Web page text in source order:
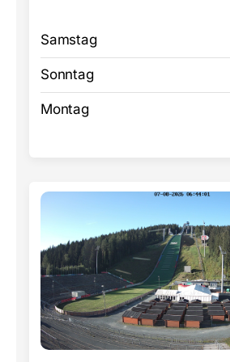
Samstag
Sonntag
Montag